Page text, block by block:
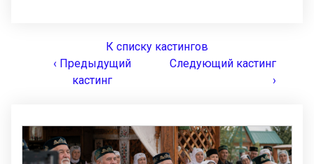
К списку кастингов
‹ Предыдущий
кастинг
Следующий кастинг
›